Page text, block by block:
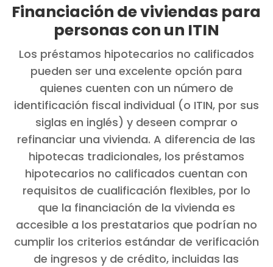
Financiación de viviendas para
personas con un ITIN
Los préstamos hipotecarios no calificados
pueden ser una excelente opción para
quienes cuenten con un número de
identificación fiscal individual (o ITIN, por sus
siglas en inglés) y deseen comprar o
refinanciar una vivienda. A diferencia de las
hipotecas tradicionales, los préstamos
hipotecarios no calificados cuentan con
requisitos de cualificación flexibles, por lo
que la financiación de la vivienda es
accesible a los prestatarios que podrían no
cumplir los criterios estándar de verificación
de ingresos y de crédito, incluidas las